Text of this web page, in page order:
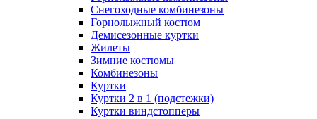
Снегоходные комбинезоны
Горнолыжный костюм
Демисезонные куртки
Жилеты
Зимние костюмы
Комбинезоны
Куртки
Куртки 2 в 1 (подстежки)
Куртки виндстопперы